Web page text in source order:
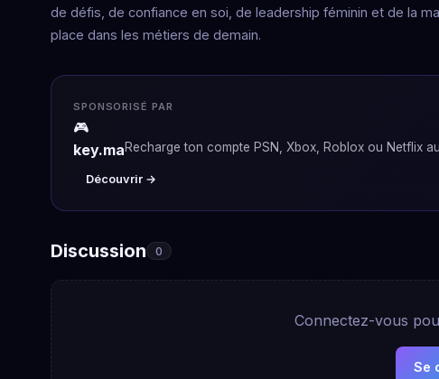
de défis, de confiance en soi, de leadership féminin et de la
place dans les métiers de demain.
SPONSORISÉ PAR
🎮
key.maRecharge ton compte PSN, Xbox, Roblox ou Netflix
Découvrir →
Discussion 0
Connectez-vous
Se